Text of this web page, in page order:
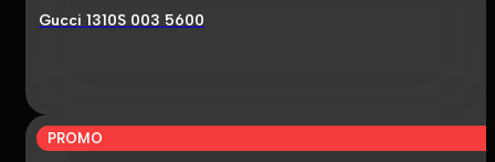
Gucci 1310S 003 5600
PROMO